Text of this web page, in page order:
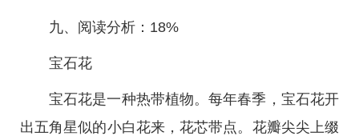
九、阅读分析：18%
宝石花
宝石花是一种热带植物。每年春季，宝石花开
出五角星似的小白花来，花芯带点。花瓣尖尖上缀